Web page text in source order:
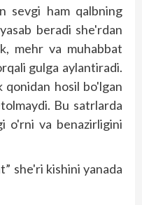
sevgi ham qalbning
beradi she'rdan
mehr va muhabbat
gulga aylantiradi.
qonidan hosil bo'lgan
Bu satrlarda
o'rni va benazirligini
she'ri kishini yanada